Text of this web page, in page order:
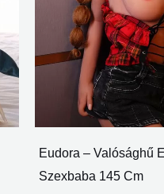
Eudora – Valósághű
Szexbaba 145 Cm